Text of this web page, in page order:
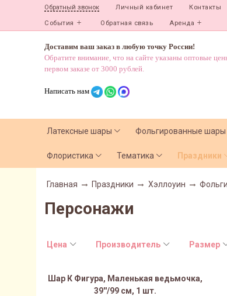
Обратный звонок Личный кабинет Контакты
События Обратная связь Аренда
Доставим ваш заказ в любую точку России!
Обратите внимание, что на сайте указаны оптовые
первом заказе от 3000 рублей.
Написать нам
Латексные шары Фольгированные шары
Флористика Тематика Праздники
Главная Праздники Хэллоуин
Персонажи
Цена Производитель Размер
Шар К Фигура, Маленькая ведьмочка,
39''/99 см, 1 шт.